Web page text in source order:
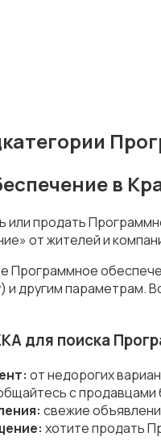
в
или продать
от жителей и
Программное
и другим параметрам.
для поиска
от недорогих
с продавцами
свежие
хотите продать